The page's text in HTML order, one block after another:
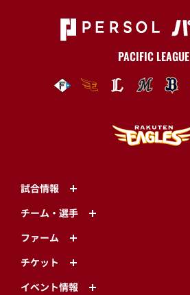
PACIFIC LEAGUE
試合情報
チーム・選手
ファーム
チケット
イベント情報